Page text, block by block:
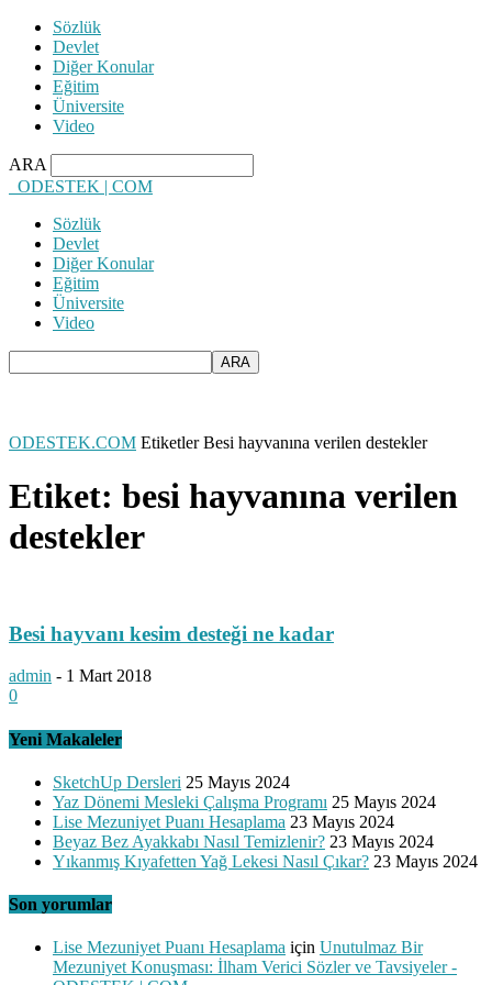
Sözlük
Devlet
Diğer Konular
Eğitim
Üniversite
Video
ARA
ODESTEK | COM
Sözlük
Devlet
Diğer Konular
Eğitim
Üniversite
Video
ODESTEK.COM Etiketler Besi hayvanına verilen destekler
Etiket: besi hayvanına verilen
destekler
Besi hayvanı kesim desteği ne kadar
admin - 1 Mart 2018
0
Yeni Makaleler
SketchUp Dersleri 25 Mayıs 2024
Yaz Dönemi Mesleki Çalışma Programı 25 Mayıs 2024
Lise Mezuniyet Puanı Hesaplama 23 Mayıs 2024
Beyaz Bez Ayakkabı Nasıl Temizlenir? 23 Mayıs 2024
Yıkanmış Kıyafetten Yağ Lekesi Nasıl Çıkar? 23 Mayıs 2024
Son yorumlar
Lise Mezuniyet Puanı Hesaplama için Unutulmaz Bir
Mezuniyet Konuşması: İlham Verici Sözler ve Tavsiyeler -